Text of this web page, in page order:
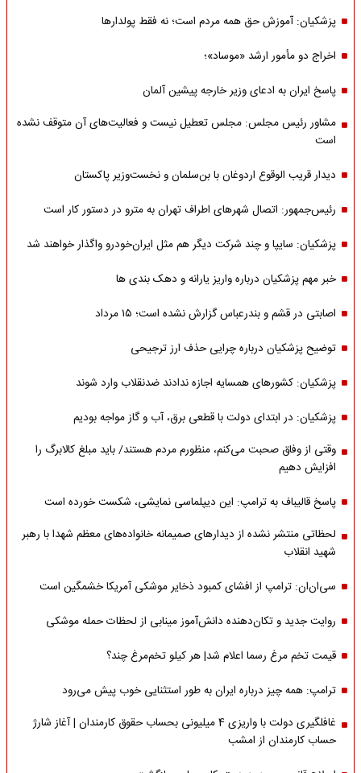
پزشکیان: آموزش حق همه مردم است؛ نه فقط پولدارها
اخراج دو مأمور ارشد «موساد»؛
پاسخ ایران به ادعای وزیر خارجه پیشین آلمان
مشاور رئیس مجلس: مجلس تعطیل نیست و فعالیت‌های آن متوقف نشده
است
دیدار قریب الوقوع اردوغان با بن‌سلمان و نخست‌وزیر پاکستان
رئیس‌جمهور: اتصال شهرهای اطراف تهران به مترو در دستور کار است
پزشکیان: سایپا و چند شرکت دیگر هم مثل ایران‌خودرو واگذار خواهند شد
خبر مهم پزشکیان درباره واریز یارانه و دهک بندی ها
اصابتی در قشم و بندرعباس گزارش نشده است؛ ۱۵ مرداد
توضیح پزشکیان درباره چرایی حذف ارز ترجیحی
پزشکیان: کشورهای همسایه اجازه ندادند ضدنقلاب وارد شوند
پزشکیان: در ابتدای دولت با قطعی برق، آب و گاز مواجه بودیم
وقتی از وفاق صحبت می‌کنم، منظورم مردم هستند/ باید مبلغ کالابرگ را
افزایش دهیم
پاسخ قالیباف به ترامپ: این دیپلماسی نمایشی، شکست خورده است
لحظاتی منتشر نشده از دیدارهای صمیمانه خانواده‌های معظم شهدا با رهبر
شهید انقلاب
سی‌ان‌ان: ترامپ از افشای کمبود ذخایر موشکی آمریکا خشمگین است
روایت جدید و تکان‌دهنده دانش‌آموز مینابی از لحظات حمله موشکی
قیمت تخم مرغ رسما اعلام شد| هر کیلو تخم‌مرغ چند؟
ترامپ: همه چیز درباره ایران به طور استثنایی خوب پیش می‌رود
غافلگیری دولت با واریزی 4 میلیونی بحساب حقوق کارمندان | آغاز شارژ
حساب کارمندان از امشب